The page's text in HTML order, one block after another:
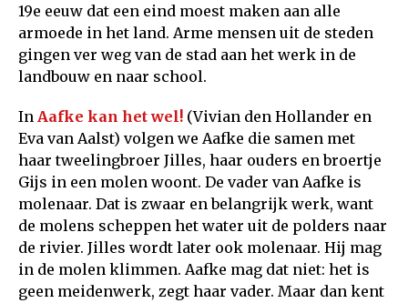
19e eeuw dat een eind moest maken aan alle
armoede in het land. Arme mensen uit de steden
gingen ver weg van de stad aan het werk in de
landbouw en naar school.
In Aafke kan het wel! (Vivian den Hollander en
Eva van Aalst) volgen we Aafke die samen met
haar tweelingbroer Jilles, haar ouders en broertje
Gijs in een molen woont. De vader van Aafke is
molenaar. Dat is zwaar en belangrijk werk, want
de molens scheppen het water uit de polders naar
de rivier. Jilles wordt later ook molenaar. Hij mag
in de molen klimmen. Aafke mag dat niet: het is
geen meidenwerk, zegt haar vader. Maar dan kent